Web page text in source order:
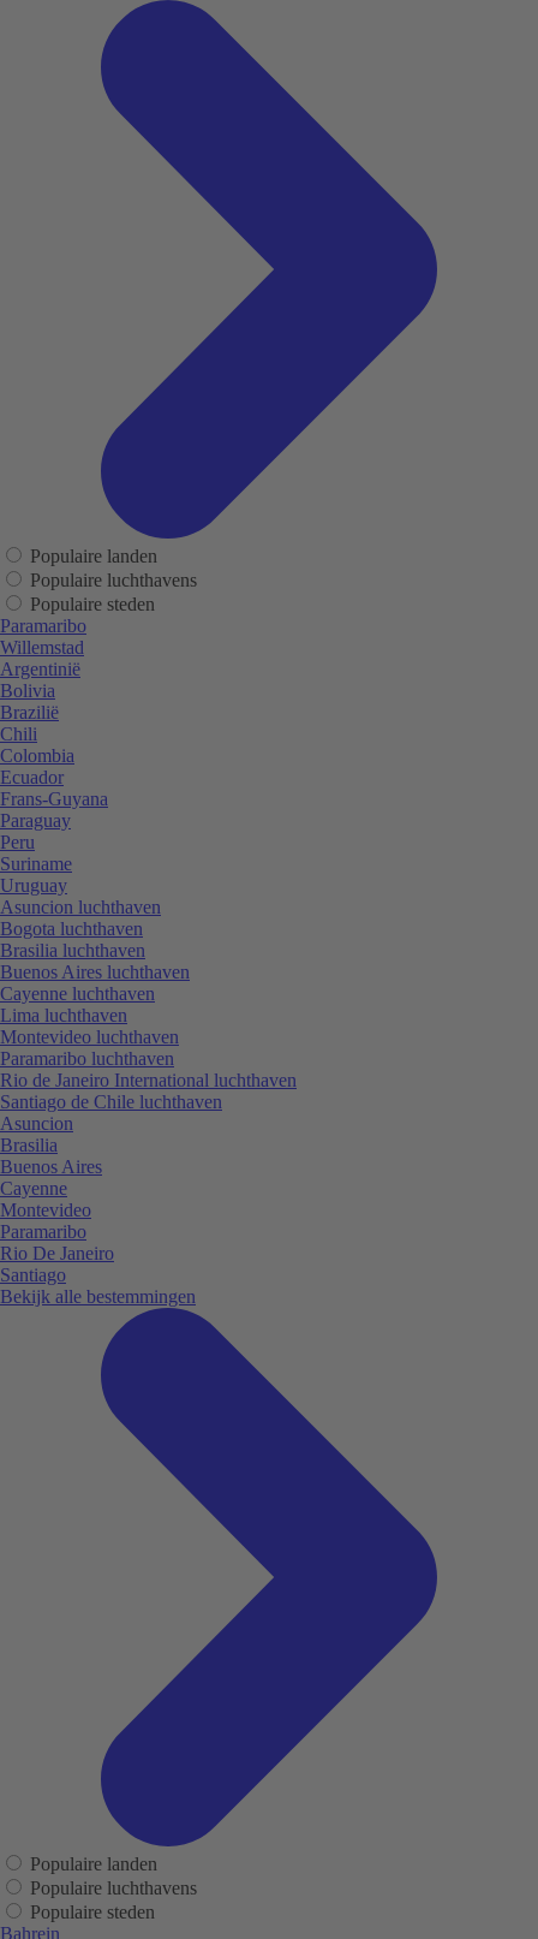
Populaire landen
Populaire luchthavens
Populaire steden
Paramaribo
Willemstad
Argentinië
Bolivia
Brazilië
Chili
Colombia
Ecuador
Frans-Guyana
Paraguay
Peru
Suriname
Uruguay
Asuncion luchthaven
Bogota luchthaven
Brasilia luchthaven
Buenos Aires luchthaven
Cayenne luchthaven
Lima luchthaven
Montevideo luchthaven
Paramaribo luchthaven
Rio de Janeiro International luchthaven
Santiago de Chile luchthaven
Asuncion
Brasilia
Buenos Aires
Cayenne
Montevideo
Paramaribo
Rio De Janeiro
Santiago
Bekijk alle bestemmingen
Populaire landen
Populaire luchthavens
Populaire steden
Bahrein